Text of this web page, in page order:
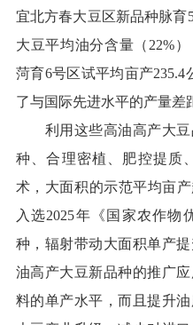
宜北方春大豆区新品种脉育
大豆平均油分含量（22%
菏育6号区试平均亩产235.4
了与国际先进水平的产量差
利用这些高油高产大豆
种、合理密植、肥控提质
术，大面积的示范平均亩
入选2025年《国家农作物
种，辐射带动大面积单产
油高产大豆新品种的推广
料的单产水平，而且提升